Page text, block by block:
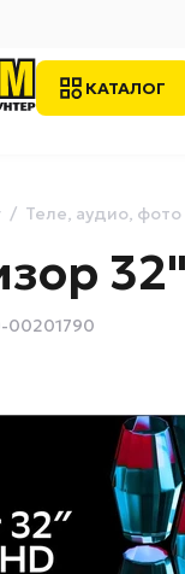
КАТАЛОГ
Теле, аудио, фото
00201790